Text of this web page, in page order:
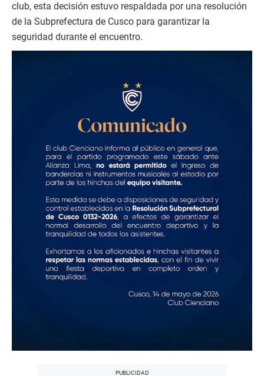
club, esta decisión estuvo respaldada por una resolución
de la Subprefectura de Cusco para garantizar la
seguridad durante el encuentro.